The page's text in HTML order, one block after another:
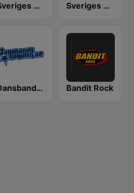
Sveriges Radio P3 Sveriges Radio P4 Malmöhus
Dansbandskanalen Bandit Rock